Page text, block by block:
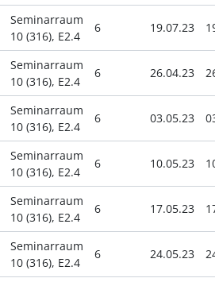
Seminarraum
10 (316), E2.4
6 19.07.23
Seminarraum
10 (316), E2.4
6 26.04.23
Seminarraum
10 (316), E2.4
6 03.05.23
Seminarraum
10 (316), E2.4
6 10.05.23
Seminarraum
10 (316), E2.4
6 17.05.23
Seminarraum
10 (316), E2.4
6 24.05.23